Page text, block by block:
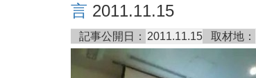
言 2011.11.15
記事公開日： 2011.11.15 取材地：